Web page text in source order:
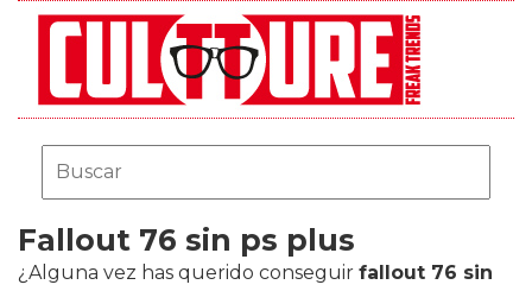
Fallout 76 sin ps plus
¿Alguna vez has querido conseguir fallout 76 sin